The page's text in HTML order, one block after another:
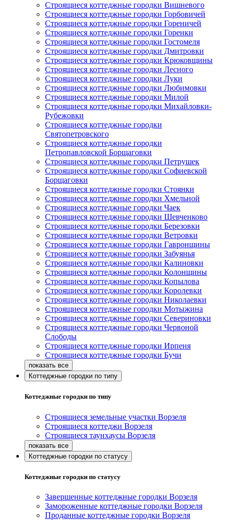
Строящиеся коттеджные городки Вишневого
Строящиеся коттеджные городки Горбовичей
Строящиеся коттеджные городки Гореничей
Строящиеся коттеджные городки Горенки
Строящиеся коттеджные городки Гостомеля
Строящиеся коттеджные городки Дмитровки
Строящиеся коттеджные городки Крюковщины
Строящиеся коттеджные городки Лесного
Строящиеся коттеджные городки Луки
Строящиеся коттеджные городки Любимовки
Строящиеся коттеджные городки Милой
Строящиеся коттеджные городки Михайловки-
Рубежовки
Строящиеся коттеджные городки
Святопетровского
Строящиеся коттеджные городки
Петропавловской Борщаговки
Строящиеся коттеджные городки Петрушек
Строящиеся коттеджные городки Софиевской
Борщаговки
Строящиеся коттеджные городки Стоянки
Строящиеся коттеджные городки Хмельной
Строящиеся коттеджные городки Чаек
Строящиеся коттеджные городки Шевченково
Строящиеся коттеджные городки Березовки
Строящиеся коттеджные городки Ветровки
Строящиеся коттеджные городки Гавронщины
Строящиеся коттеджные городки Забуянья
Строящиеся коттеджные городки Калиновки
Строящиеся коттеджные городки Колонщины
Строящиеся коттеджные городки Копылова
Строящиеся коттеджные городки Королевки
Строящиеся коттеджные городки Николаевки
Строящиеся коттеджные городки Мотыжина
Строящиеся коттеджные городки Севериновки
Строящиеся коттеджные городки Червоной
Слободы
Строящиеся коттеджные городки Ирпеня
Строящиеся коттеджные городки Бучи
Коттеджные городки по типу
Коттеджные городки по типу
Строящиеся земельные участки Ворзеля
Строящиеся коттеджи Ворзеля
Строящиеся таунхаусы Ворзеля
Коттеджные городки по статусу
Коттеджные городки по статусу
Завершенные коттеджные городки Ворзеля
Замороженные коттеджные городки Ворзеля
Проданные коттеджные городки Ворзеля